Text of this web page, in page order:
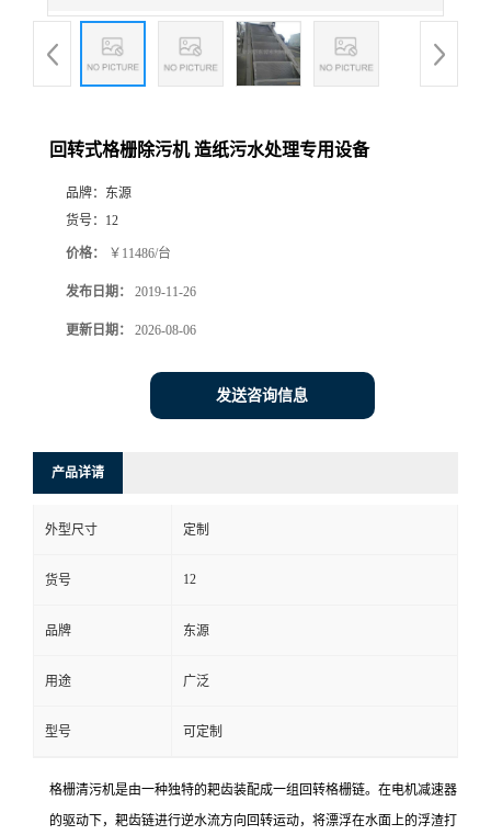
回转式格栅除污机 造纸污水处理专用设备
品牌： 东源
货号： 12
价格： ￥11486/台
发布日期： 2019-11-26
更新日期： 2026-08-06
发送咨询信息
产品详请
外型尺寸 定制
货号 12
品牌 东源
用途 广泛
型号 可定制
格栅清污机是由一种独特的耙齿装配成一组回转格栅链。在电机减速器
的驱动下，耙齿链进行逆水流方向回转运动，将漂浮在水面上的浮渣打